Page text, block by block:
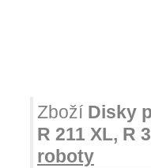
Zboží Disky
R 211 XL, R
roboty